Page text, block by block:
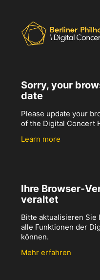
Sorry, your
date
Please update your
of the Digital Concert
Learn more
Ihre Browser-
veraltet
Bitte aktualisieren Sie
alle Funktionen der
können.
Mehr erfahren